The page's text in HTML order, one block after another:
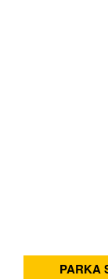
PARKA